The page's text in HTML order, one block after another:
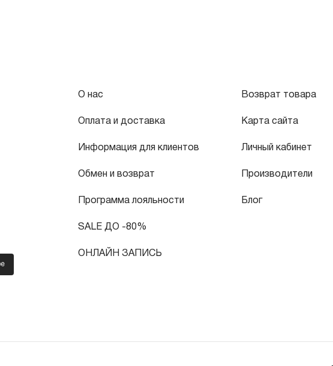
О нас
Оплата и доставка
Информация для клиентов
Обмен и возврат
Программа лояльности
SALE ДО -80%
ОНЛАЙН ЗАПИСЬ
Возврат товара
Карта сайта
Личный кабинет
Производители
Блог